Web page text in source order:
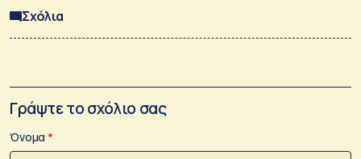
Σχόλια
Γράψτε το σχόλιο σας
Όνομα